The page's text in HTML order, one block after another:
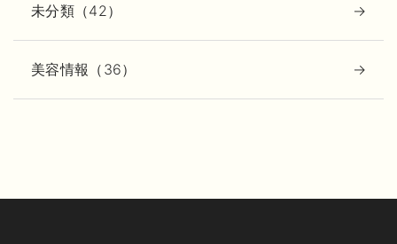
未分類（42）
美容情報（36）